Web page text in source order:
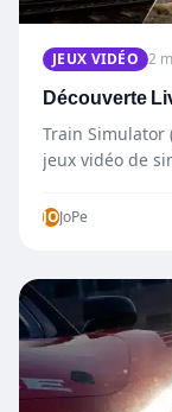
JEUX VIDÉO 2
Découverte
Train Simulator
jeux vidéo de
JOJoPe